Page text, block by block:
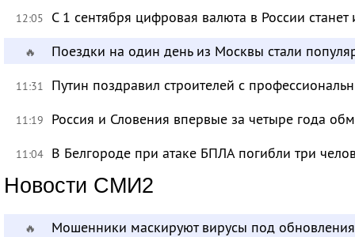
12:05 С 1 сентября цифровая валюта в России
🔥 Поездки на один день из Москвы стали
11:31 Путин поздравил строителей с
11:19 Россия и Словения впервые за четыре года
11:04 В Белгороде при атаке БПЛА погибли три
Новости СМИ2
🔥 Мошенники маскируют вирусы под